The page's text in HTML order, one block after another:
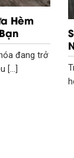
Hèm
đang trở
[...]